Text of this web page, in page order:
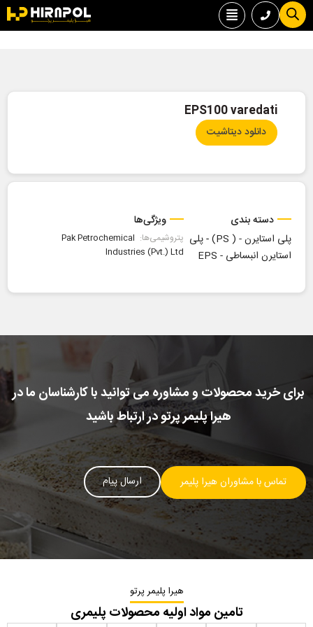
EPS100 varedati
دانلود دیتاشیت
دسته بندی
پلی استایرن - ( PS)
-پلی
استایرن انبساطی - EPS
ویژگی‌ها
پتروشیمی‌ها: Pak Petrochemical
Industries (Pvt.) Ltd
برای خرید محصولات و مشاوره می توانید با کارشناسان ما در
هیرا پلیمر پرتو در ارتباط باشید
تماس با مشاوران هیرا پلیمر ارسال پیام
هیرا پلیمر پرتو
تامین مواد اولیه محصولات پلیمری